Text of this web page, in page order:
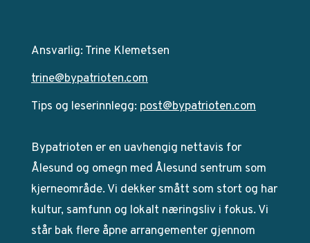
Ansvarlig: Trine Klemetsen
trine@bypatrioten.com
Tips og leserinnlegg: post@bypatrioten.com
Bypatrioten er en uavhengig nettavis for
Ålesund og omegn med Ålesund sentrum som
kjerneområde. Vi dekker smått som stort og har
kultur, samfunn og lokalt næringsliv i fokus. Vi
står bak flere åpne arrangementer gjennom